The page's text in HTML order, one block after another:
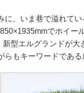
、いま巷で溢れてい
でホイー
新型エルグランドが
らもキーワードであ